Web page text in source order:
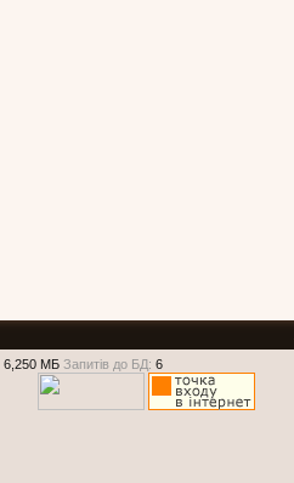
6,250 МБ Запитів до БД: 6